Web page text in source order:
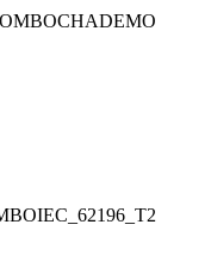
CHADEMO
IEC_62196_T2